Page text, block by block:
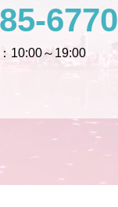
6770
10:00～19:00